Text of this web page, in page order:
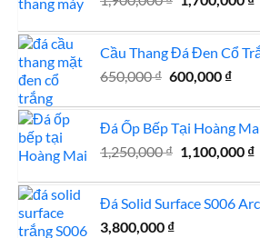
là:
1,900,000 ₫.
Cầu Thang Đá Đen Cổ
650,000₫ Giá
650,000 ₫.
600,000 ₫Giá
là:
Đá Ốp Bếp Tại Hoàng
1,250,000₫ Giá
1,250,000 ₫.
1,100,000 ₫
Đá Solid Surface S006
3,800,000 ₫